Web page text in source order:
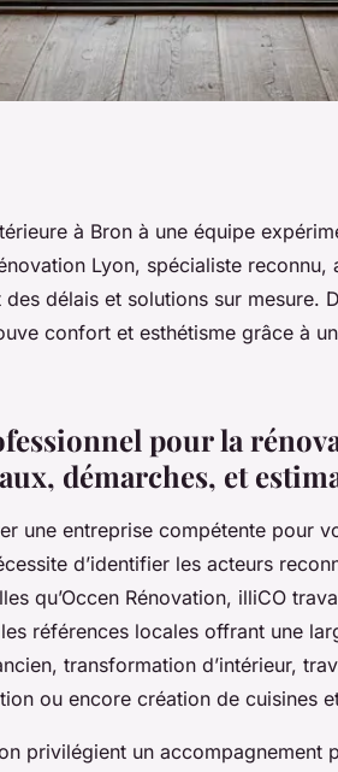
: votre
à Bron à une équipe
Lyon, spécialiste
délais et solutions sur mesure.
confort et esthétisme grâce à
pour la
démarches, et
une entreprise compétente pour
d’identifier les acteurs
qu’Occen Rénovation, illiCO
références locales offrant une
transformation d’intérieur,
ou encore création de cuisines
privilégient un accompagnement